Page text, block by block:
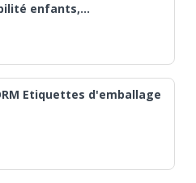
enfants,…
Etiquettes d'emballage